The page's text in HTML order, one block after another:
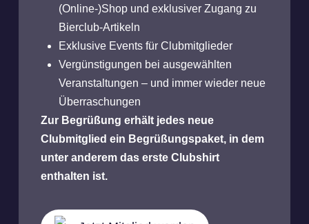
(Online-)Shop und exklusiver Zugang zu
Bierclub-Artikeln
Exklusive Events für Clubmitglieder
Vergünstigungen bei ausgewählten
Veranstaltungen – und immer wieder neue
Überraschungen
Zur Begrüßung erhält jedes neue
Clubmitglied ein Begrüßungspaket, in dem
unter anderem das erste Clubshirt
enthalten ist.